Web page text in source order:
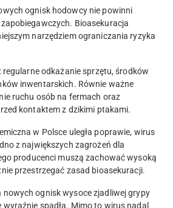
ognisk hodowcy nie powinni
Bioasekuracja
narzędziem ograniczania ryzyka
regularne odkażanie sprzętu, środków
inwentarskich. Równie ważne
ruchu osób na fermach oraz
kontaktem z dzikimi ptakami.
w Polsce uległa poprawie, wirus
z największych zagrożeń dla
producenci muszą zachować wysoką
przestrzegać zasad bioasekuracji.
nowych ognisk wysoce zjadliwej grypy
spadła. Mimo to wirus nadal